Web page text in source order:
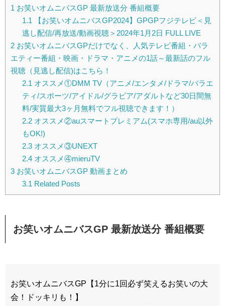
1 お笑いオムニバスGP 最新放送分 番組概要
1.1 【お笑いオムニバスGP2024】GPGPフジテレビ＜見
逃し配信/再放送/動画視聴＞2024年1月2日 FULL LIVE
2 お笑いオムニバスGPだけでなく、人気テレビ番組・バラ
エティー番組・映画・ドラマ・アニメの1話～最新話のフル
視聴（見逃し配信)はこちら！
2.1 オススメ①DMM TV（アニメ/エンタメ/ドラマ/バラエ
ティ/スポーツ/アイドル/グラビア/アダルトなど30日間無
料/実質最大3ヶ月無料でフル視聴できます！）
2.2オススメ②auスマートプレミアム(スマホ専用/au以外
もOK!)
2.3オススメ③UNEXT
2.4オススメ④mieruTV
3 お笑いオムニバスGP 動画まとめ
3.1 Related Posts
お笑いオムニバスGP 最新放送分 番組概要
お笑いオムニバスGP【1分に1回必ず笑えるお笑いの大
会！ドッキリも！】